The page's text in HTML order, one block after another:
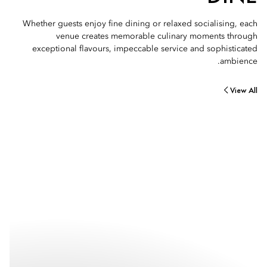
Whether guests enjoy fine dining or relaxed socialising, each
venue creates memorable culinary moments through
exceptional flavours, impeccable service and sophisticated
ambience.
View All